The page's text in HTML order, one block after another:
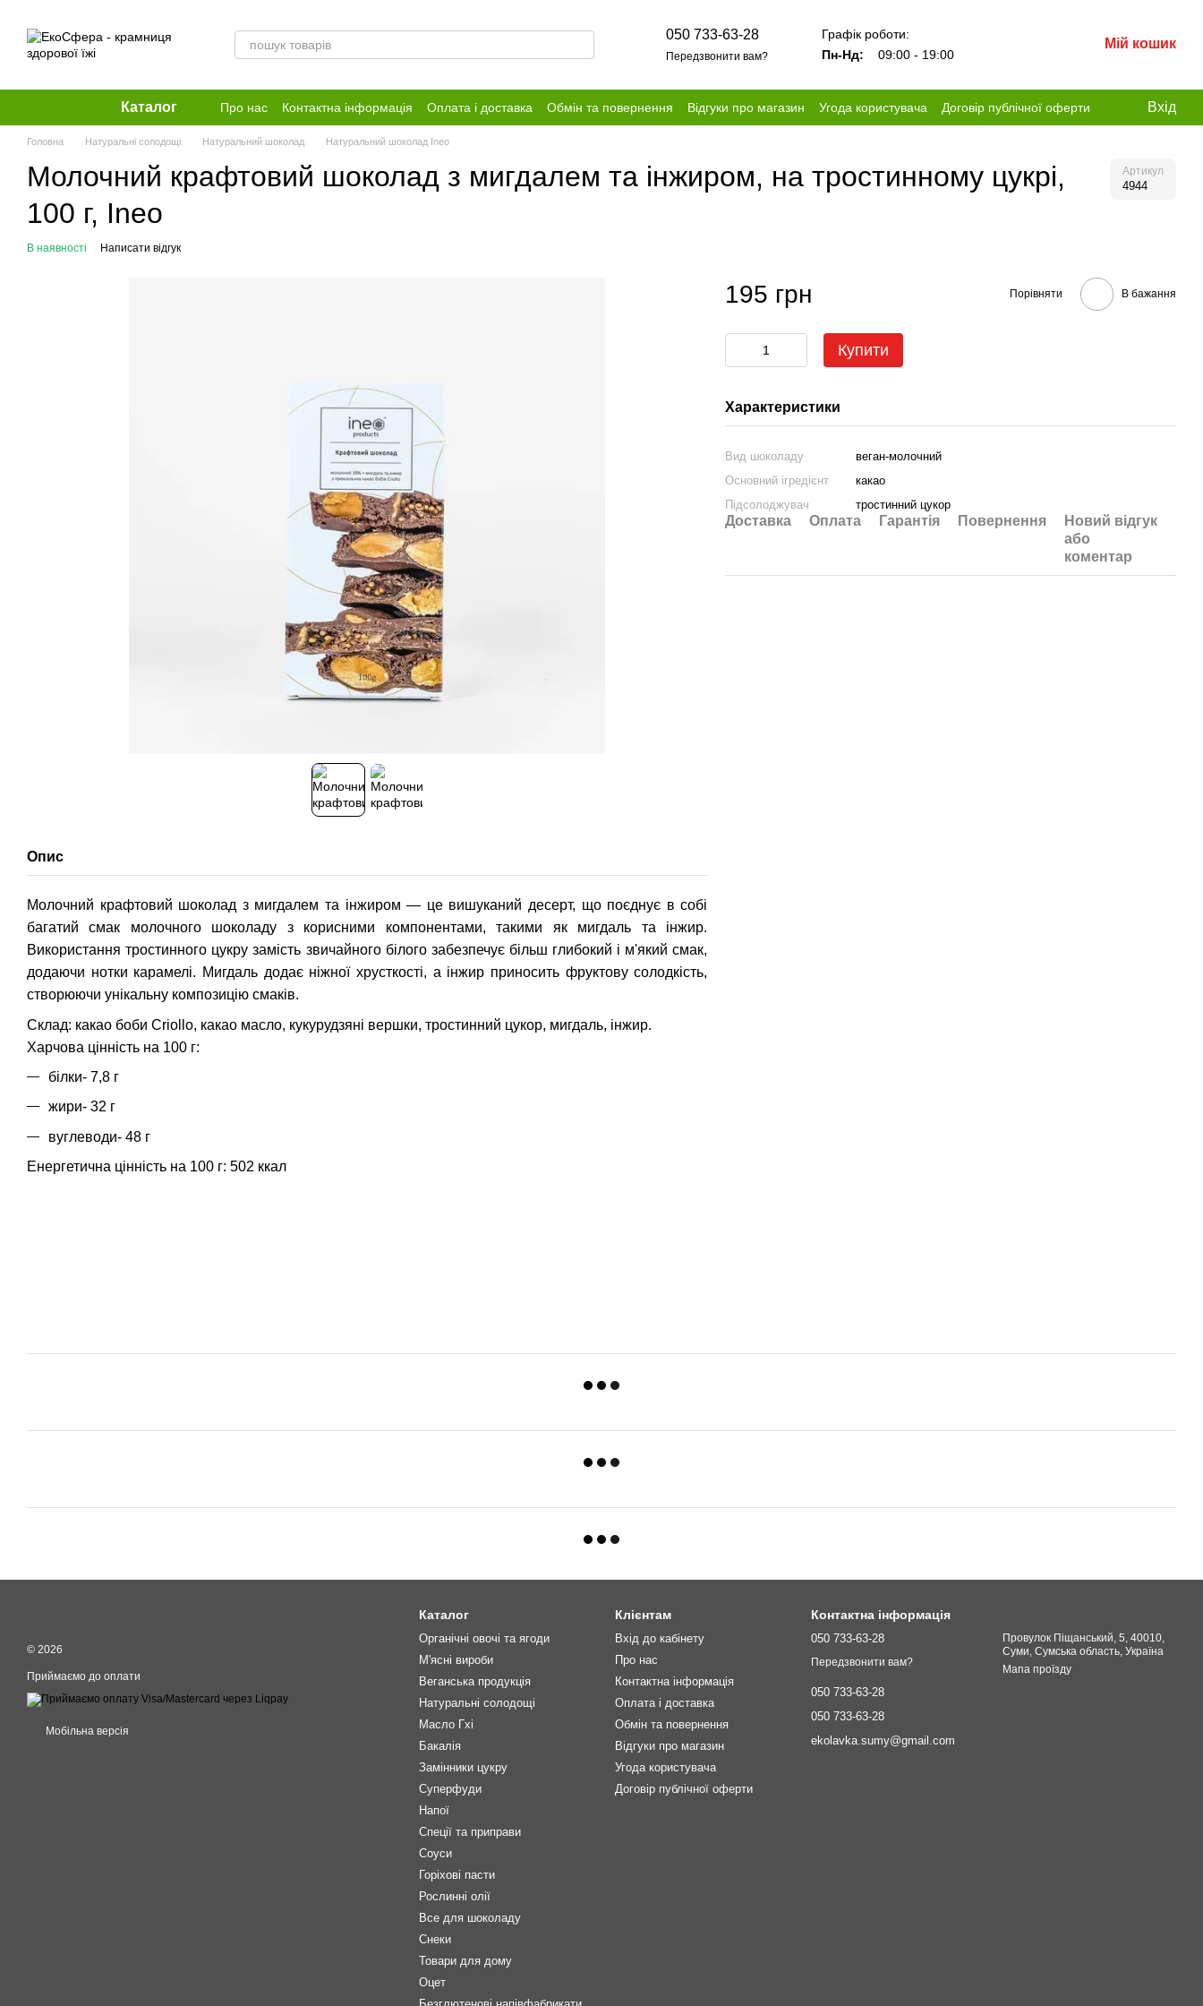
050 733-63-28
Передзвонити вам?
Графік роботи:
Пн-Нд:
09:00 - 19:00
Мій кошик
Каталог Про нас Контактна інформація Оплата і доставка Обмін та повернення Відгуки про магазин Угода користувача Договір публічної оферти Вхід
Головна Натуральні солодощі Натуральний шоколад Натуральний шоколад Ineo
Молочний крафтовий шоколад з мигдалем та інжиром, на тростинному цукрі,
100 г, Ineo
Артикул
4944
В наявності Написати відгук
Опис
Молочний крафтовий шоколад з мигдалем та інжиром — це вишуканий десерт, що поєднує в собі
багатий смак молочного шоколаду з корисними компонентами, такими як мигдаль та інжир.
Використання тростинного цукру замість звичайного білого забезпечує більш глибокий і м'який смак,
додаючи нотки карамелі. Мигдаль додає ніжної хрусткості, а інжир приносить фруктову солодкість,
створюючи унікальну композицію смаків.
Склад: какао боби Criollo, какао масло, кукурудзяні вершки, тростинний цукор, мигдаль, інжир.
Харчова цінність на 100 г:
білки- 7,8 г
жири- 32 г
вуглеводи- 48 г
Енергетична цінність на 100 г: 502 ккал
195 грн Порівняти В бажання
Купити
Характеристики
Вид шоколаду
веган-молочний
Основний ігредієнт
какао
Підсолоджувач
тростинний цукор
Доставка Оплата Гарантія Повернення
Новий відгук
або
коментар
© 2026
Приймаємо до оплати
Мобільна версія
Каталог
Органічні овочі та ягоди
М'ясні вироби
Веганська продукція
Натуральні солодощі
Масло Гхі
Бакалія
Замінники цукру
Суперфуди
Напої
Спеції та приправи
Соуси
Горіхові пасти
Рослинні олії
Все для шоколаду
Снеки
Товари для дому
Оцет
Клієнтам
Вхід до кабінету
Про нас
Контактна інформація
Оплата і доставка
Обмін та повернення
Відгуки про магазин
Угода користувача
Договір публічної оферти
Контактна інформація
050 733-63-28
Передзвонити вам?
050 733-63-28
050 733-63-28
ekolavka.sumy@gmail.com
Провулок Піщанський, 5, 40010,
Суми, Сумська область, Україна
Мапа проїзду